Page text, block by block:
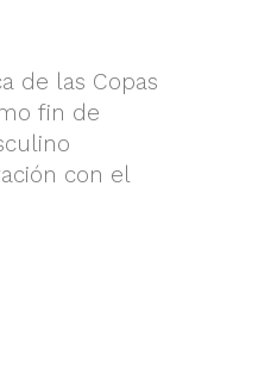
de las Copas
fin de
con el